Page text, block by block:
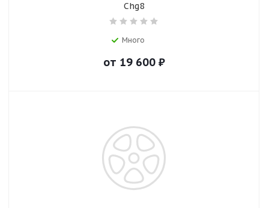
Chg8
Много
от 19 600₽